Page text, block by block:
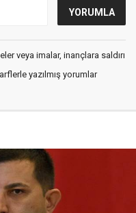
veya imalar, inançlara saldırı
yazılmış yorumlar